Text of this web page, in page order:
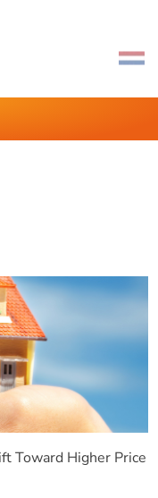
Toward Higher Price